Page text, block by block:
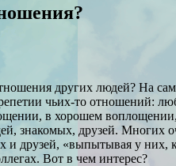
других людей? На
чьих-то отношений:
в хорошем воплощении,
знакомых, друзей. Многих
и друзей, «выпытывая у
Вот в чем интерес?